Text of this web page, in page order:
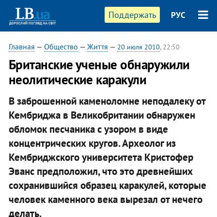
Поддержать РУС
Главная — Общество — Життя — 20 июля 2010, 22:50
Британские ученые обнаружили
неолитические каракули
В заброшенной каменоломне неподалеку от
Кембриджа в Великобритании обнаружен
обломок песчаника с узором в виде
концентрических кругов. Археолог из
Кембриджского университета Кристофер
Эванс предположил, что это древнейших
сохранившийся образец каракулей, которые
человек каменного века вырезал от нечего
делать.